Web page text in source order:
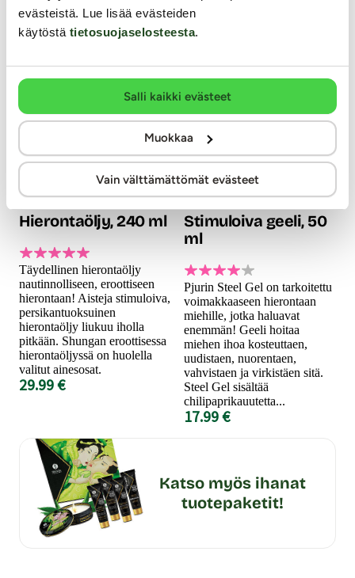
evästeistä. Lue lisää evästeiden
käytöstä tietosuojaselosteesta.
Salli kaikki evästeet
Muokkaa
Vain välttämättömät evästeet
Shunga
Stimulation -
Hierontaöljy, 240 ml
Täydellinen hierontaöljy
nautinnolliseen, eroottiseen
hierontaan! Aisteja stimuloiva,
persikantuoksuinen
hierontaöljy liukuu iholla
pitkään. Shungan eroottisessa
hierontaöljyssä on huolella
valitut ainesosat.
29.99 €
Man Steel -
Stimuloiva geeli, 50
ml
Pjurin Steel Gel on tarkoitettu
voimakkaaseen hierontaan
miehille, jotka haluavat
enemmän! Geeli hoitaa
miehen ihoa kosteuttaen,
uudistaen, nuorentaen,
vahvistaen ja virkistäen sitä.
Steel Gel sisältää
chilipaprikauutetta...
17.99 €
Katso myös ihanat
tuotepaketit!